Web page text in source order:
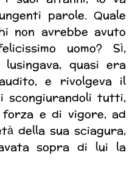
parole. Quale
non avrebbe avuto
uomo? Sì,
quasi era
e rivolgeva il
scongiurandoli tutti,
e di vigore, ad
della sua sciagura,
sopra di lui la